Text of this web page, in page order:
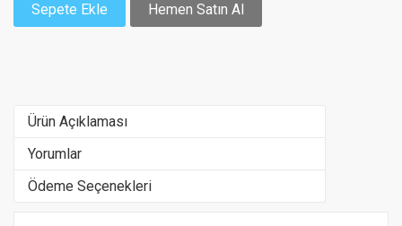
Sepete Ekle Hemen Satın Al
Ürün Açıklaması
Yorumlar
Ödeme Seçenekleri